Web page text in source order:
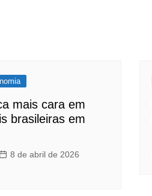
mais cara em
brasileiras em
8 de abril de 2026